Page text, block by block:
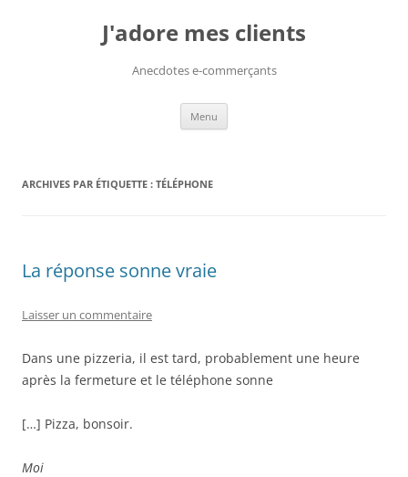
J'adore mes clients
Anecdotes e-commerçants
Menu
ARCHIVES PAR ÉTIQUETTE : TÉLÉPHONE
La réponse sonne vraie
Laisser un commentaire
Dans une pizzeria, il est tard, probablement une heure
après la fermeture et le téléphone sonne
[…] Pizza, bonsoir.
Moi